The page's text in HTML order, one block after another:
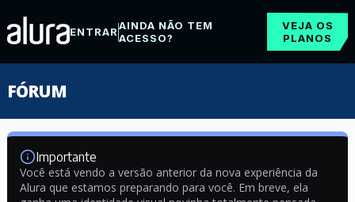
ENTRARAINDA NÃO TEM
ACESSO?
VEJA OS
PLANOS
FÓRUM
Importante
Você está vendo a versão anterior da nova experiência da
Alura que estamos preparando para você. Em breve, ela